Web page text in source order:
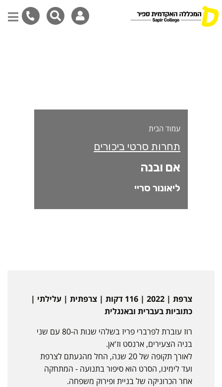
עמוד הבית
תחרות סרטי ביכורים
אם ובנה
ליאונור סריי
צרפת | 2022 | 116 דקות | צרפתית | עלילתי |
כתוביות בעברית ובאנגלית
רוז עוברת לפרברי פריז בשלהי שנות ה-80 עם שני
בניה הצעירים, ארנסט וז'אן.
לאורך תקופה של 20 שנה, החל מהגעתם לצרפת
ועד לימינו, הסרט הוא סיפור בתנועה - המתחקה
אחר הכרוניקה של בניית ופירוק משפחה.